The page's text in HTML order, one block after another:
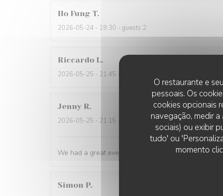
O restaurante e
pessoais. Os
cookies opcionais
navegação, medir
sociais) ou exibir
tudo' ou
momento
Ho Fung T
2026-05-24 - 19:30 - guests 2
Riccardo L
2026-05-25 - 21:45 - guests 2
Jenny R
2026-05-25 - 21:15 - guests 2
We had a great evening at Essencial. The staff was
Simon P